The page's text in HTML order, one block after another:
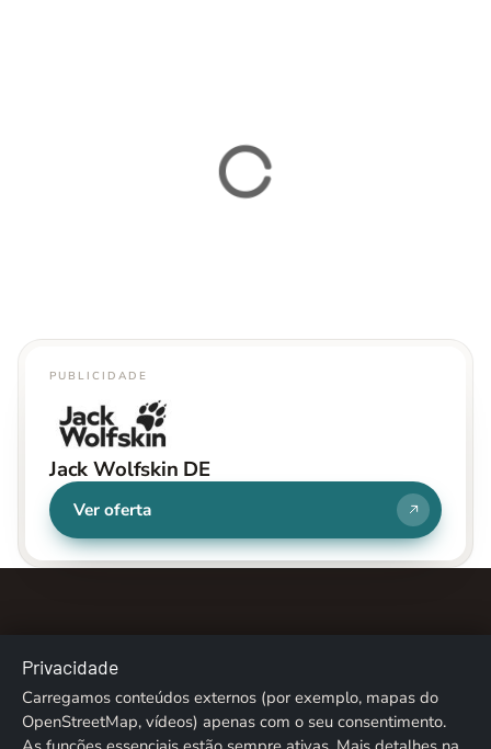
PUBLICIDADE
Jack Wolfskin DE
Ver oferta
Sobre nós Contacto Ficha técnica
Privacidade
Privacidade
Carregamos conteúdos externos (por exemplo, mapas do
OpenStreetMap, vídeos) apenas com o seu consentimento.